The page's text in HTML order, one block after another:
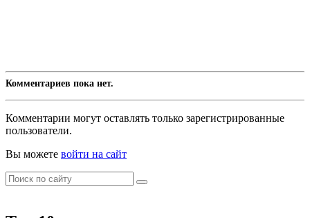
Комментариев пока нет.
Комментарии могут оставлять только зарегистрированные
пользователи.
Вы можете войти на сайт